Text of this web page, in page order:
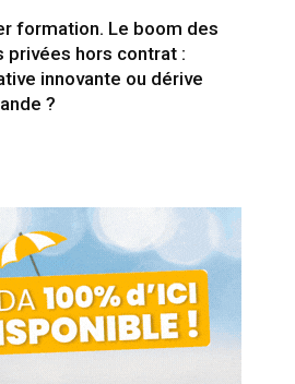
formation. Le boom des
privées hors contrat :
innovante ou dérive
?